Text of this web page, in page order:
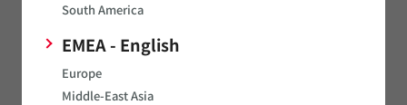
South America
EMEA - English
Europe
Middle-East Asia
モバイル機器